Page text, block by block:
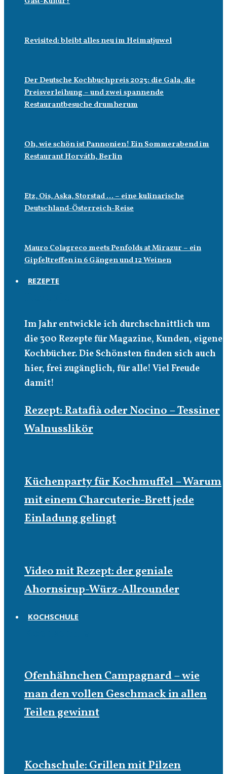
Revisited: bleibt alles neu im Heimatjuwel
Der Deutsche Kochbuchpreis 2023: die Gala, die
Preisverleihung – und zwei spannende
Restaurantbesuche drumherum
Oh, wie schön ist Pannonien! Ein Sommerabend im
Restaurant Horváth, Berlin
Etz, Ois, Aska, Storstad … – eine kulinarische
Deutschland-Österreich-Reise
Mauro Colagreco meets Penfolds at Mirazur – ein
Gipfeltreffen in 6 Gängen und 12 Weinen
REZEPTE
Im Jahr entwickle ich durchschnittlich um
die 300 Rezepte für Magazine, Kunden, eigene
Kochbücher. Die Schönsten finden sich auch
hier, frei zugänglich, für alle! Viel Freude
damit!
Rezept: Ratafià oder Nocino – Tessiner
Walnusslikör
Küchenparty für Kochmuffel – Warum
mit einem Charcuterie-Brett jede
Einladung gelingt
Video mit Rezept: der geniale
Ahornsirup-Würz-Allrounder
KOCHSCHULE
Ofenhähnchen Campagnard – wie
man den vollen Geschmack in allen
Teilen gewinnt
Kochschule: Grillen mit Pilzen